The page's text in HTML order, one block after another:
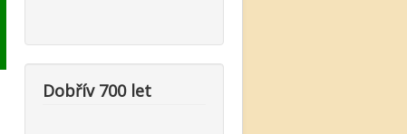
Dobřív 700 let